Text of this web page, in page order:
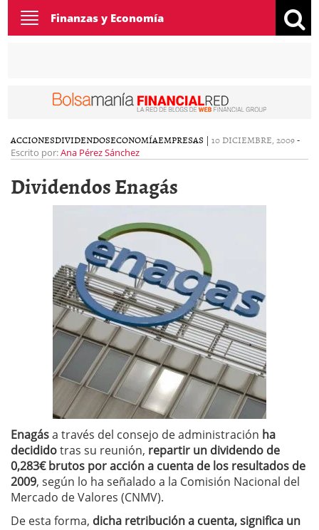
Toggle
navigation
Finanzas y Economía
ACCIONESDIVIDENDOSECONOMÍAEMPRESAS | 10 DICIEMBRE, 2009-
Escrito por:Ana Pérez Sánchez
Dividendos Enagás
Enagása través del consejo de administración ha
decididotras su reunión, repartir un dividendo de
0,283€ brutos por acción a cuenta de los resultados de
2009, según lo ha señalado a la Comisión Nacional del
Mercado de Valores (CNMV).
De esta forma, dicha retribución a cuenta, significa un